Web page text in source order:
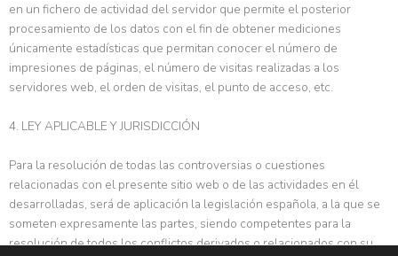
en un fichero de actividad del servidor que permite el posterior
procesamiento de los datos con el fin de obtener mediciones
únicamente estadísticas que permitan conocer el número de
impresiones de páginas, el número de visitas realizadas a los
servidores web, el orden de visitas, el punto de acceso, etc.
4. LEY APLICABLE Y JURISDICCIÓN
Para la resolución de todas las controversias o cuestiones
relacionadas con el presente sitio web o de las actividades en él
desarrolladas, será de aplicación la legislación española, a la que se
someten expresamente las partes, siendo competentes para la
resolución de todos los conflictos derivados o relacionados con su